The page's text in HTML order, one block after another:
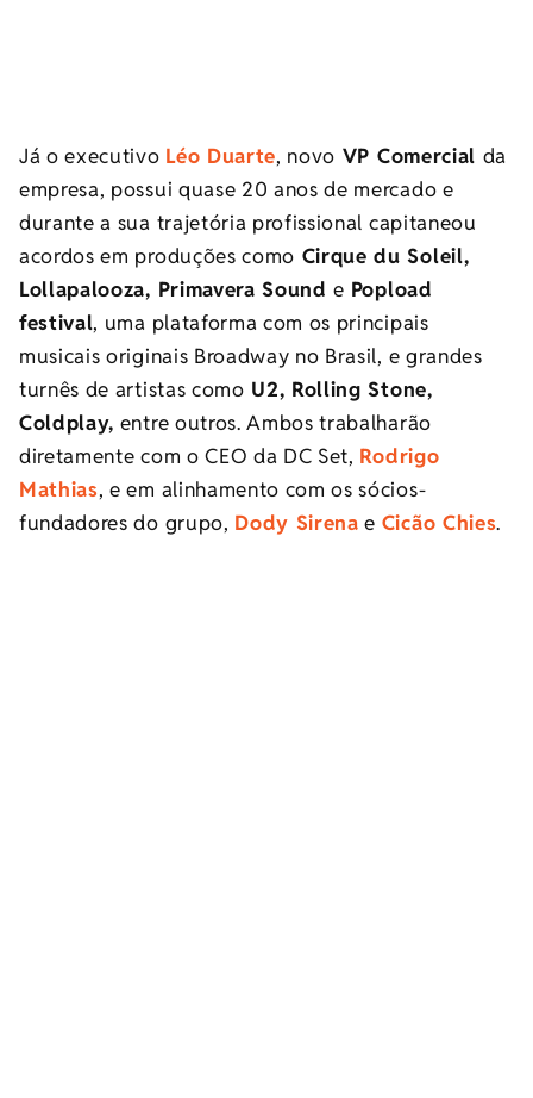
Já o executivo Léo Duarte, novo VP Comercial da
empresa, possui quase 20 anos de mercado e
durante a sua trajetória profissional capitaneou
acordos em produções como Cirque du Soleil,
Lollapalooza, Primavera Sounde Popload
festival, uma plataforma com os principais
musicais originais Broadway no Brasil, e grandes
turnês de artistas como U2, Rolling Stone,
Coldplay, entre outros. Ambos trabalharão
diretamente com o CEO da DC Set, Rodrigo
Mathias, e em alinhamento com os sócios-
fundadores do grupo, Dody Sirena e Cicão Chies.